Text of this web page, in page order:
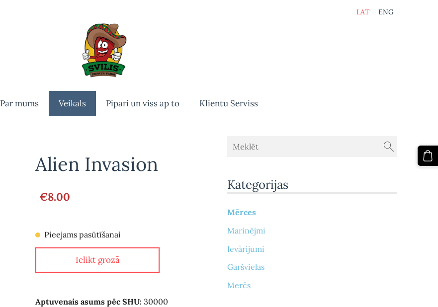
LAT ENG
Par mums Veikals Pipari un viss ap to Klientu Serviss
Kategorijas
Mērces
Marinējmi
Ievārijumi
Garšvielas
Merčs
Alien Invasion
€8.00
Pieejams pasūtīšanai
Ielikt grozā
Aptuvenais asums pēc SHU: 30000